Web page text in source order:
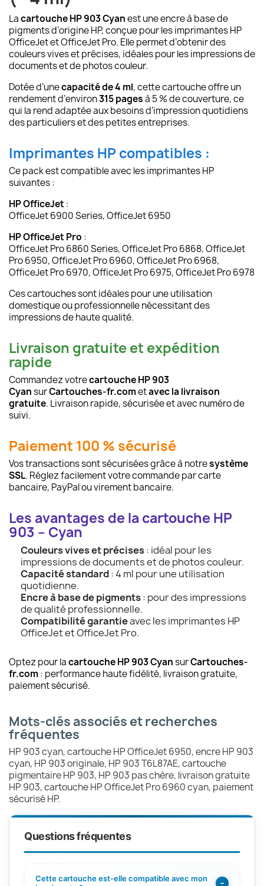
Lacartouche HP 903 Cyanest une encre à base de
pigments d’origine HP, conçue pour les imprimantes HP
OfficeJet et OfficeJet Pro. Elle permet d’obtenir des
couleurs vives et précises, idéales pour les impressions de
documents et de photos couleur.
Dotée d’unecapacité de 4 ml, cette cartouche offre un
rendement d’environ315 pagesà 5 % de couverture, ce
qui la rend adaptée aux besoins d’impression quotidiens
des particuliers et des petites entreprises.
Imprimantes HP compatibles :
Ce pack est compatible avec les imprimantes HP
suivantes :
HP OfficeJet :
OfficeJet 6900 Series, OfficeJet 6950
HP OfficeJet Pro :
OfficeJet Pro 6860 Series, OfficeJet Pro 6868, OfficeJet
Pro 6950, OfficeJet Pro 6960, OfficeJet Pro 6968,
OfficeJet Pro 6970, OfficeJet Pro 6975, OfficeJet Pro 6978
Ces cartouches sont idéales pour une utilisation
domestique ou professionnelle nécessitant des
impressions de haute qualité.
Livraison gratuite et expédition
rapide
Commandez votrecartouche HP 903
CyansurCartouches-fr.cometavec la livraison
gratuite. Livraison rapide, sécurisée et avec numéro de
suivi.
Paiement 100 % sécurisé
Vos transactions sont sécurisées grâce à notresystème
SSL. Réglez facilement votre commande par carte
bancaire, PayPal ou virement bancaire.
Les avantages de la cartouche HP
903 – Cyan
Couleurs vives et précises: idéal pour les
impressions de documents et de photos couleur.
Capacité standard: 4 ml pour une utilisation
quotidienne.
Encre à base de pigments: pour des impressions
de qualité professionnelle.
Compatibilité garantieavec les imprimantes HP
OfficeJet et OfficeJet Pro.
Optez pour lacartouche HP 903 CyansurCartouches-
fr.com: performance haute fidélité, livraison gratuite,
paiement sécurisé.
Mots-clés associés et recherches
fréquentes
HP 903 cyan, cartouche HP OfficeJet 6950, encre HP 903
cyan, HP 903 originale, HP 903 T6L87AE, cartouche
pigmentaire HP 903, HP 903 pas chère, livraison gratuite
HP 903, cartouche HP OfficeJet Pro 6960 cyan, paiement
sécurisé HP.
Questions fréquentes
Cette cartouche est-elle compatible avec mon
−